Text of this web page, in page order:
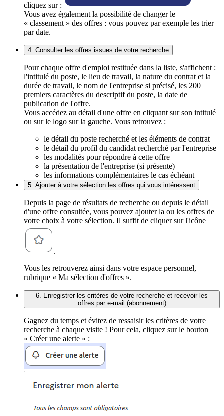
cliquez sur :
Vous avez également la possibilité de changer le
« classement » des offres : vous pouvez par exemple les trier
par date.
4. Consulter les offres issues de votre recherche
Pour chaque offre d'emploi restituée dans la liste, s'affichent :
l'intitulé du poste, le lieu de travail, la nature du contrat et la
durée de travail, le nom de l'entreprise si précisé, les 200
premiers caractères du descriptif du poste, la date de
publication de l'offre.
Vous accédez au détail d'une offre en cliquant sur son intitulé
ou sur le logo sur la gauche. Vous retrouvez :
le détail du poste recherché et les éléments de contrat
le détail du profil du candidat recherché par l'entreprise
les modalités pour répondre à cette offre
la présentation de l'entreprise (si présente)
les informations complémentaires le cas échéant
5. Ajouter à votre sélection les offres qui vous intéressent
Depuis la page de résultats de recherche ou depuis le détail
d'une offre consultée, vous pouvez ajouter la ou les offres de
votre choix à votre sélection. Il suffit de cliquer sur l'icône
.
Vous les retrouverez ainsi dans votre espace personnel,
rubrique « Ma sélection d'offres ».
6. Enregistrer les critères de votre recherche et recevoir les
offres par e-mail (abonnement)
Gagnez du temps et évitez de ressaisir les critères de votre
recherche à chaque visite ! Pour cela, cliquez sur le bouton
« Créer une alerte » :